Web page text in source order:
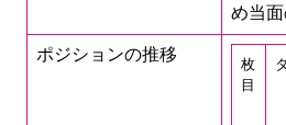
め当
ポジションの推移
枚
目